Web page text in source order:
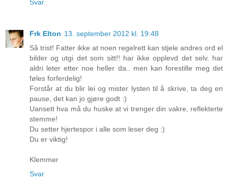
Svar
Frk Elton 13. september 2012 kl. 19:48
Så trist! Fatter ikke at noen regelrett kan stjele andres ord el
bilder og utgi det som sitt!! har ikke opplevd det selv. har
aldri leter etter noe heller da.. men kan forestille meg det
føles forferdelig!
Forstår at du blir lei og mister lysten til å skrive, ta deg en
pause, det kan jo gjøre godt :)
Uansett hva må du huske at vi trenger din vakre, reflekterte
stemme!
Du setter hjertespor i alle som leser deg :)
Du er viktig!
Klemmer
Svar